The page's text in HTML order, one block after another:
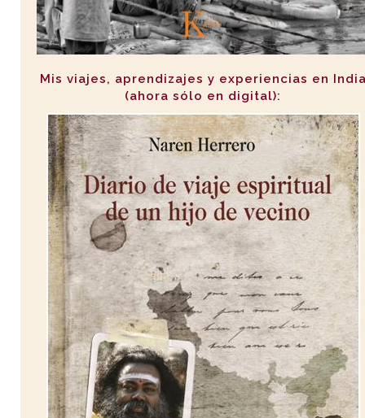
Mis viajes, aprendizajes y experiencias en
(ahora sólo en digital):